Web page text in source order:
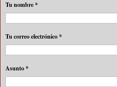
Tu nombre*
Tu correo electrónico*
Asunto*